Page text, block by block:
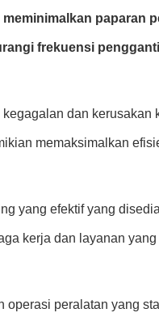
paparan
frekuensi
dan
memaksimalkan
yang efektif yang
kerja dan layanan
operasi peralatan yang